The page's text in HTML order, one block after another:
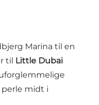
Marina til en
til Little Dubai
midt i